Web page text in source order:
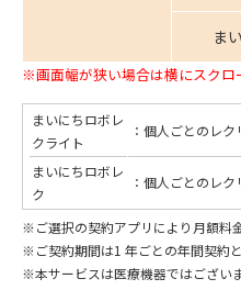
ま
※画面幅が狭い場合は横にスクロ
まいにちロボレ
クライト
：個人ごとのレ
まいにちロボレ
ク
：個人ごとのレ
※ご選択の契約アプリにより月額料
※ご契約期間は1 年ごとの年間契約と
※本サービスは医療機器ではございま